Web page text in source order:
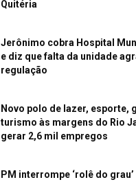
Quitéria
Jerônimo cobra Hospital
e diz que falta da unidade
regulação
Novo polo de lazer, esporte,
turismo às margens do Rio
gerar 2,6 mil empregos
PM interrompe ‘rolê do